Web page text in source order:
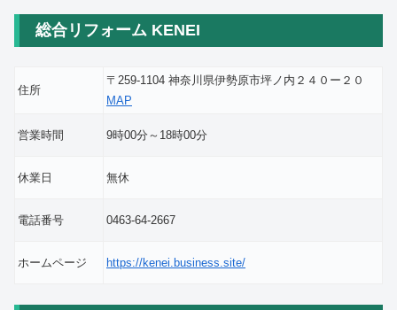
総合リフォーム KENEI
住所
〒259-1104 神奈川県伊勢原市坪ノ内２４０ー２０
MAP
営業時間 9時00分～18時00分
休業日 無休
電話番号 0463-64-2667
ホームページ https://kenei.business.site/